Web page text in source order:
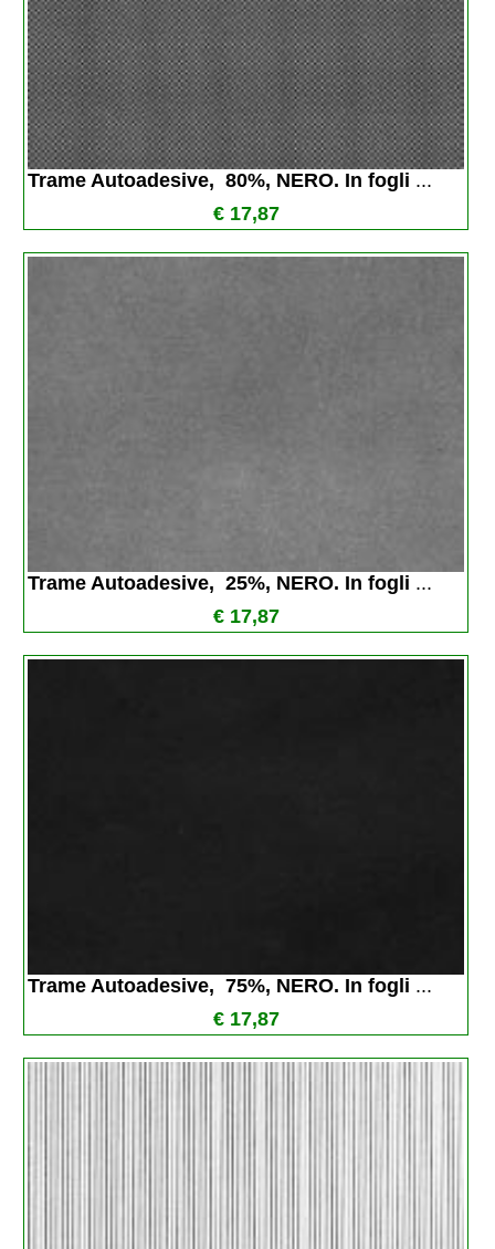
Trame Autoadesive,  80%, NERO. In fogli ...
€ 17,87
Trame Autoadesive,  25%, NERO. In fogli ...
€ 17,87
Trame Autoadesive,  75%, NERO. In fogli ...
€ 17,87